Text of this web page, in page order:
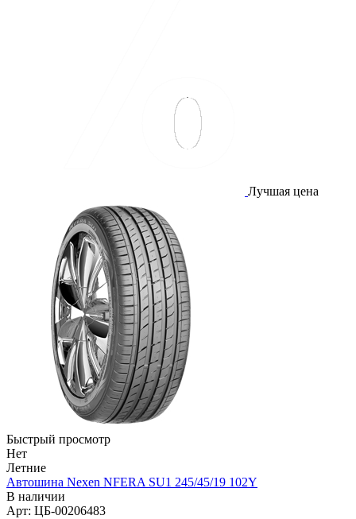
Лучшая цена
Быстрый просмотр
Нет
Летние
Автошина Nexen NFERA SU1 245/45/19 102Y
В наличии
Арт: ЦБ-00206483